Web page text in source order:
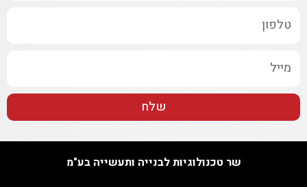
שלח
שר טכנולוגיות לבנייה ותעשייה בע"מ